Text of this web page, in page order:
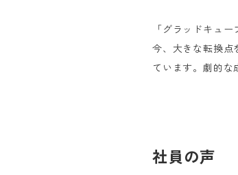
「グラッドキュー
今、大きな転換点
ています。劇的な
社員の声